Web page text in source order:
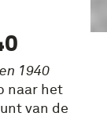
1940
naar het
van de